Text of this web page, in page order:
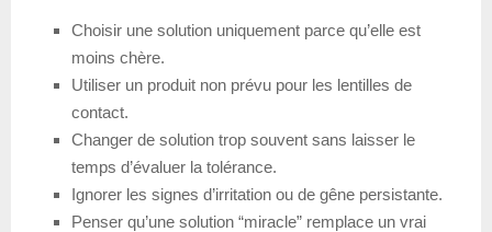
Choisir une solution uniquement parce qu’elle est
moins chère.
Utiliser un produit non prévu pour les lentilles de
contact.
Changer de solution trop souvent sans laisser le
temps d’évaluer la tolérance.
Ignorer les signes d’irritation ou de gêne persistante.
Penser qu’une solution “miracle” remplace un vrai